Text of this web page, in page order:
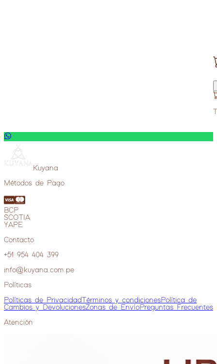
Kuyana
Métodos de Pago
BCP
SCOTIA
YAPE
Contacto
+51 954 404 399
info@kuyana.com.pe
Políticas
Políticas de Privacidad Términos y condicionesPolítica de
Cambios y DevolucionesZonas de EnvíoPreguntas Frecuentes
Atención